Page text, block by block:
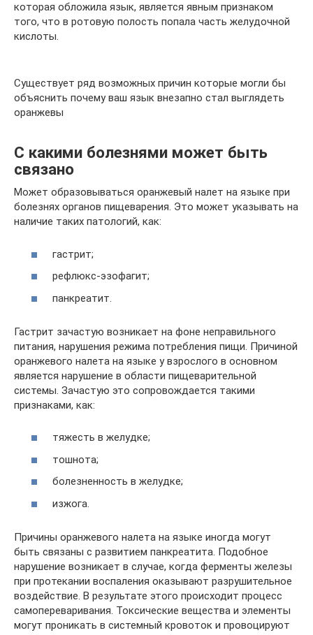
которая обложила язык, является явным признаком
того, что в ротовую полость попала часть желудочной
кислоты.
Существует ряд возможных причин которые могли бы
объяснить почему ваш язык внезапно стал выглядеть
оранжевы
С какими болезнями может быть
связано
Может образовываться оранжевый налет на языке при
болезнях органов пищеварения. Это может указывать на
наличие таких патологий, как:
гастрит;
рефлюкс-эзофагит;
панкреатит.
Гастрит зачастую возникает на фоне неправильного
питания, нарушения режима потребления пищи. Причиной
оранжевого налета на языке у взрослого в основном
является нарушение в области пищеварительной
системы. Зачастую это сопровождается такими
признаками, как:
тяжесть в желудке;
тошнота;
болезненность в желудке;
изжога.
Причины оранжевого налета на языке иногда могут
быть связаны с развитием панкреатита. Подобное
нарушение возникает в случае, когда ферменты железы
при протекании воспаления оказывают разрушительное
воздействие. В результате этого происходит процесс
самопереваривания. Токсические вещества и элементы
могут проникать в системный кровоток и провоцируют